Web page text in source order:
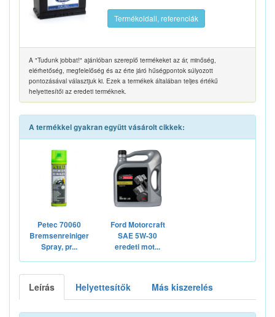
Termékoldall, referenciák
A "Tudunk jobbat!" ajánlóban szereplő termékeket az ár, minőség,
elérhetőség, megfelelőség és az érte járó hűségpontok súlyozott
pontozásával választjuk ki. Ezek a termékek általában teljes értékű
helyettesítői az eredeti terméknek.
A termékkel gyakran együtt vásárolt cikkek:
Petec 70060
Bremsenreiniger
Spray, pr...
Ford Motorcraft
SAE 5W-30
eredeti mot...
Leírás Helyettesítők Más kiszerelés